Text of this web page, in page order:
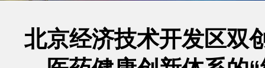
北京经济技术开发区双